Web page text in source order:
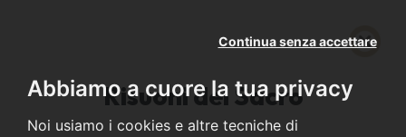
Abbiamo a cuore la tua privacy
Noi usiamo i cookies e altre tecniche di
Continua senza accettare
Risuoni del Sacro